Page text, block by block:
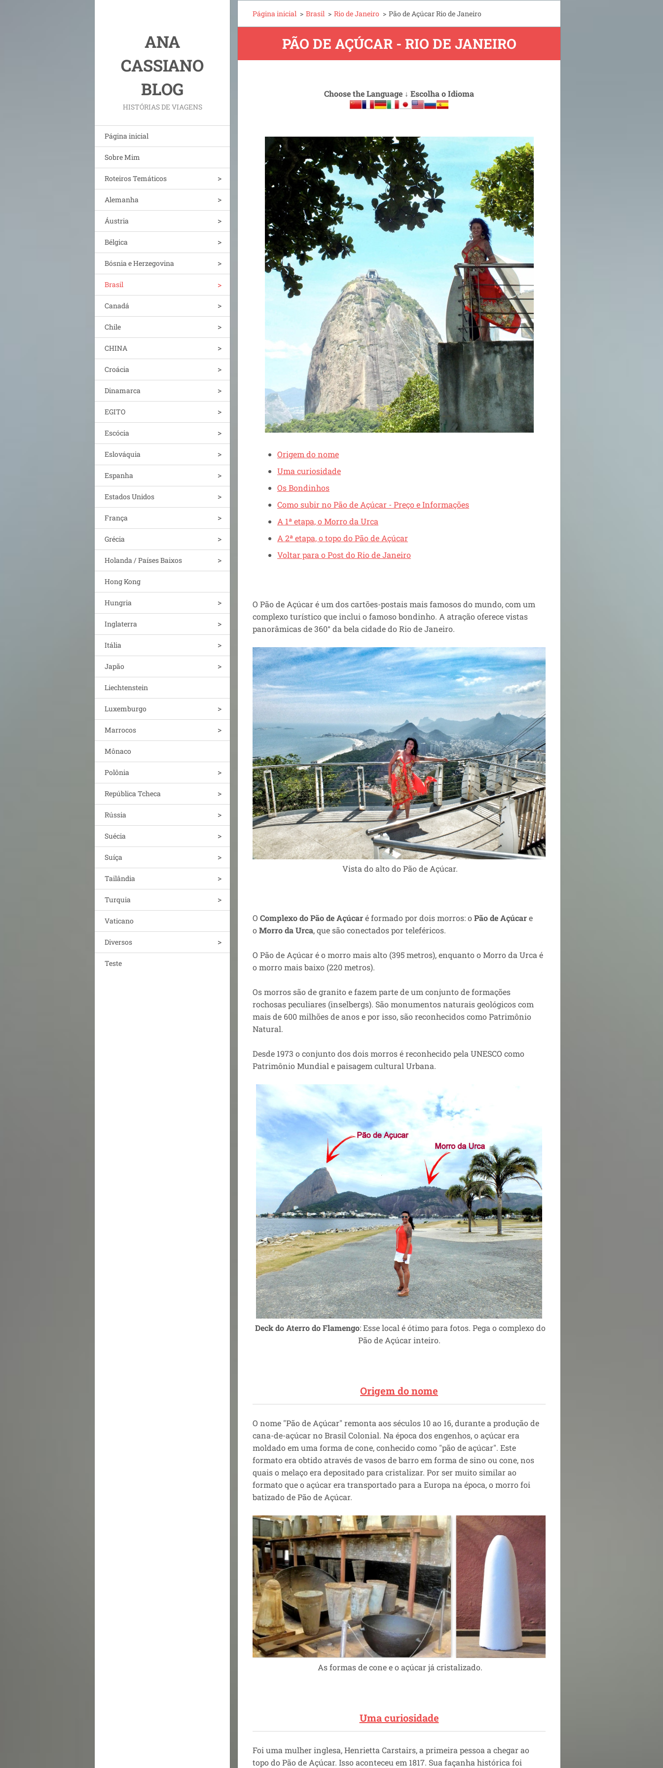
ANA
CASSIANO
BLOG
HISTÓRIAS DE VIAGENS
Página inicial
Sobre Mim
Roteiros Temáticos
Alemanha
Áustria
Bélgica
Bósnia e Herzegovina
Brasil
Canadá
Chile
CHINA
Croácia
Dinamarca
EGITO
Escócia
Eslováquia
Espanha
Estados Unidos
França
Grécia
Holanda / Países Baixos
Hong Kong
Hungria
Inglaterra
Itália
Japão
Liechtenstein
Luxemburgo
Marrocos
Mônaco
Polônia
República Tcheca
Rússia
Suécia
Suíça
Tailândia
Turquia
Vaticano
Diversos
Teste
Página inicial > Brasil > Rio de Janeiro > Pão de Açúcar Rio de Janeiro
PÃO DE AÇÚCAR - RIO DE JANEIRO
Choose the Language ↓Escolha o Idioma
Origem do nome
Uma curiosidade
Os Bondinhos
Como subir no Pão de Açúcar - Preço e Informações
A 1ª etapa, o Morro da Urca
A 2ª etapa, o topo do Pão de Açúcar
Voltar para o Post do Rio de Janeiro
O Pão de Açúcar é um dos cartões-postais mais famosos do mundo, com um
complexo turístico que inclui o famoso bondinho. A atração oferece vistas
panorâmicas de 360° da bela cidade do Rio de Janeiro.
Vista do alto do Pão de Açúcar.
O Complexo do Pão de Açúcaré formado por dois morros: oPão de Açúcare
oMorro da Urca, que são conectados por teleféricos.
O Pão de Açúcar é o morro mais alto (395 metros), enquanto o Morro da Urca é
o morro mais baixo (220 metros).
Os morros são de granito e fazem parte de um conjunto de formações
rochosas peculiares (inselbergs). São monumentos naturais geológicos com
mais de 600 milhões de anos e por isso, são reconhecidos comoPatrimônio
Natural.
Desde 1973 o conjunto dos dois morros é reconhecido pela UNESCO como
Patrimônio Mundial e paisagem cultural Urbana.
Deck do Aterro do Flamengo: Esse local é ótimo para fotos. Pega o complexo do
Pão de Açúcar inteiro.
Origem do nome
O nome "Pão de Açúcar" remonta aos séculos 10 ao 16, durante a produção de
cana-de-açúcar no Brasil Colonial. Na época dos engenhos, o açúcar era
moldado em uma forma de cone, conhecido como "pão de açúcar". Este
formato era obtido através de vasos de barro em forma de sino ou cone, nos
quais o melaço era depositado para cristalizar. Por ser muito similar ao
formato que o açúcar era transportado para a Europa na época, o morro foi
batizado de Pão de Açúcar.
As formas de cone e o açúcar já cristalizado.
Uma curiosidade
Foi uma mulher inglesa, Henrietta Carstairs, a primeira pessoa a chegar ao
topo do Pão de Açúcar. Isso aconteceu em 1817. Sua façanha histórica foi